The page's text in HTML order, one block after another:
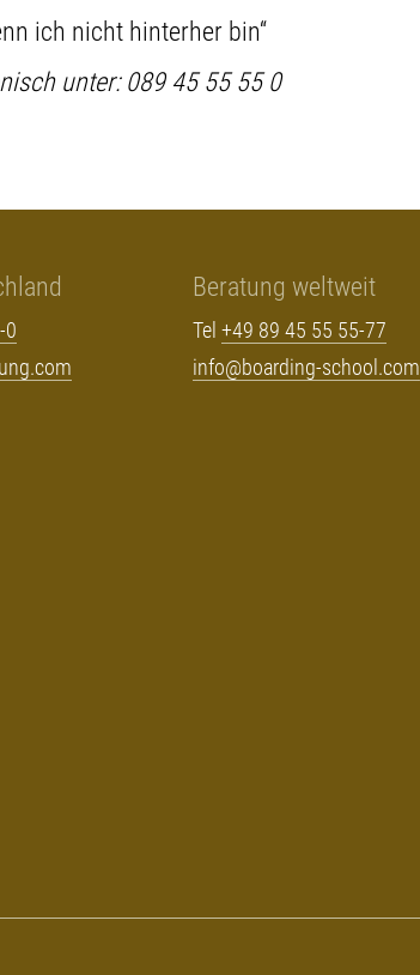
ich nicht hinterher bin“
unter: 089 45 55 55 0
0
Beratung weltweit
Tel +49 89 45 55 55-77
info@boarding-school.com